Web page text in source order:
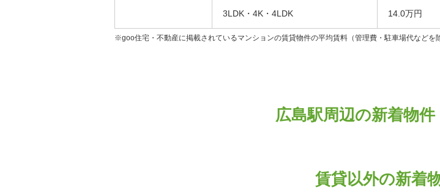
3LDK・4K・4LDK 14.0万円
※goo住宅・不動産に掲載されているマンションの賃貸物件の平均賃料（管理費・駐車場代などを
広島駅周辺の新着物
賃貸以外の新着